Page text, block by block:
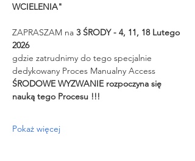
WCIELENIA"
ZAPRASZAM na 3 ŚRODY - 4, 11, 18 Lutego
2026
gdzie zatrudnimy do tego specjalnie
dedykowany Proces Manualny Access
ŚRODOWE WYZWANIE rozpoczyna się
nauką tego Procesu !!!
Pokaż więcej